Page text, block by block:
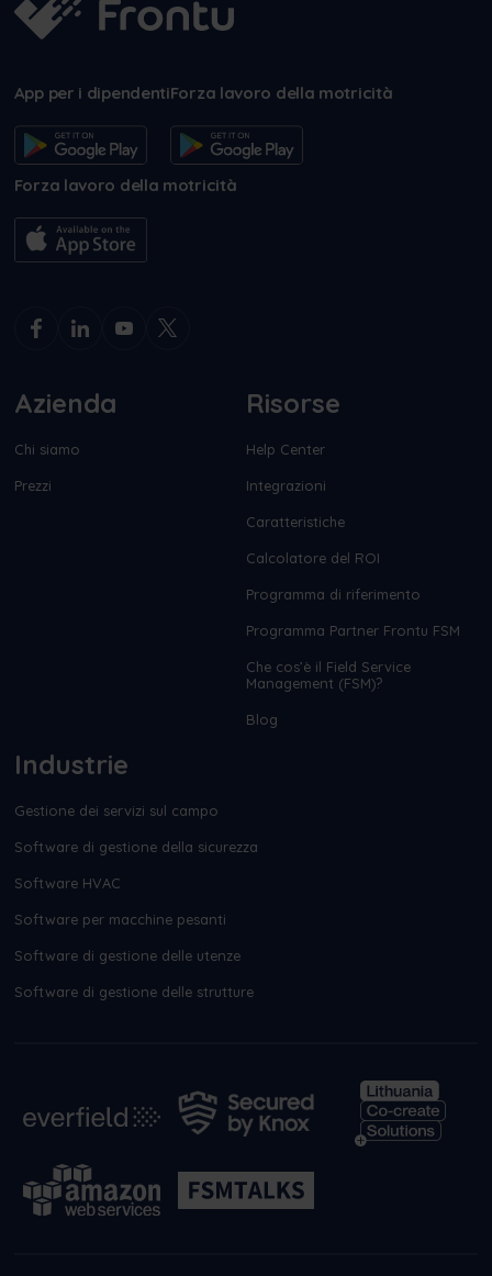
App per i dipendentiForza lavoro della motricità
Forza lavoro della motricità
Azienda
Chi siamo
Prezzi
Risorse
Help Center
Integrazioni
Caratteristiche
Calcolatore del ROI
Programma di riferimento
Programma Partner Frontu FSM
Che cos’è il Field Service
Management (FSM)?
Blog
Industrie
Gestione dei servizi sul campo
Software di gestione della sicurezza
Software HVAC
Software per macchine pesanti
Software di gestione delle utenze
Software di gestione delle strutture